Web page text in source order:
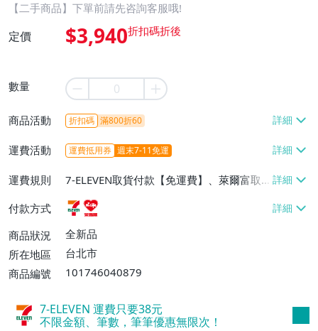
【二手商品】下單前請先咨詢客服哦!
定價 $3,940
數量
商品活動 折扣碼 滿800折60
運費活動 運費抵用券 週末7-11免運
運費規則
7-ELEVEN取貨付款【免運費】、萊爾富取
貨付款【免運費】
付款方式
商品狀況
全新品
所在地區
台北市
商品編號
101746040879
7-ELEVEN 運費只要38元
不限金額、筆數，筆筆優惠無限次！